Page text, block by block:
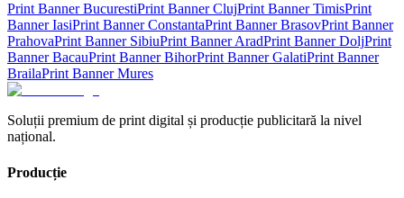
Print BannerBucurestiPrint BannerClujPrint BannerTimisPrint
BannerIasiPrint BannerConstantaPrint BannerBrasovPrint Banner
PrahovaPrint Banner SibiuPrint BannerAradPrint BannerDoljPrint
BannerBacauPrint BannerBihorPrint BannerGalatiPrint Banner
BrailaPrint BannerMures
Soluții premium de print digital și producție publicitară la nivel
național.
Producție